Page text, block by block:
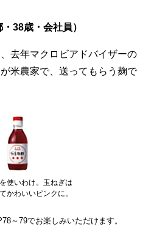
38歳・会社員）
去年マクロビアドバイザーの
米農家で、送ってもらう麹で
使いわけ。玉ねぎは
かわいいピンクに。
～79でお楽しみいただけます。